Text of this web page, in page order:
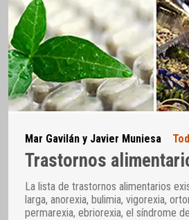
Mar Gavilán y Javier Muniesa
Trastornos
La lista de trastornos alimentarios
larga, anorexia, bulimia, vigorexia,
permarexia, ebriorexia, el síndrome